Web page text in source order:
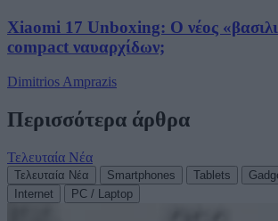
Xiaomi 17 Unboxing: Ο νέος
compact ναυαρχίδων;
Dimitrios Amprazis
Περισσότερα άρθρα
Τελευταία Νέα
Τελευταία Νέα Smartphones Tablets
Internet
PC / Laptop